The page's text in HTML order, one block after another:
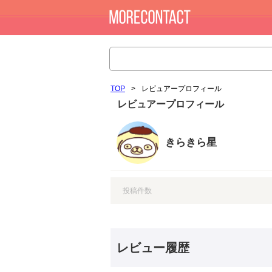
TOP > レビュアープロフィール
レビュアープロフィール
きらきら星
投稿件数
レビュー履歴